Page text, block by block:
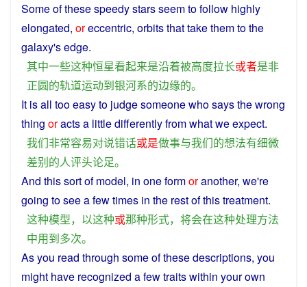
Someofthesespeedystarsseemtofollow highly
elongated, oreccentric, orbitsthat take them to the
galaxy'sedge.
其中一些这种恒星看起来是沿着被高度拉长或者是非
正圆的轨道运动到银河系的边缘的。
It is all tooeasyto judgesomeonewhosaysthewrong
thing oractsa littledifferentlyfrom whatweexpect.
我们非常容易对说错话或是做事与我们的想法有细微
差别的人评头论足。
And thissortof model, in oneformoranother, we're
going tosee a fewtimes in the rest ofthistreatment.
这种模型， 以这种或那种形式， 将会在这种处理方法
中用到多次。
Asyou read through someofthesedescriptions, you
might have recognized a fewtraitswithin yourown